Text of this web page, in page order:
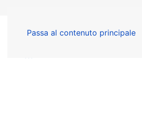
Passa al contenuto principale